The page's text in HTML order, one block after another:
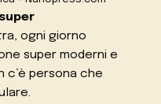
super
ogni giorno
super moderni e
c’è persona che